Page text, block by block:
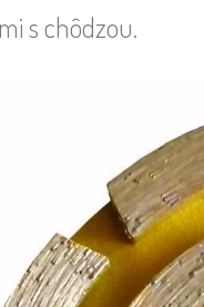
s chôdzou.